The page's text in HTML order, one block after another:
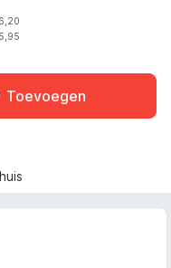
Toevoegen